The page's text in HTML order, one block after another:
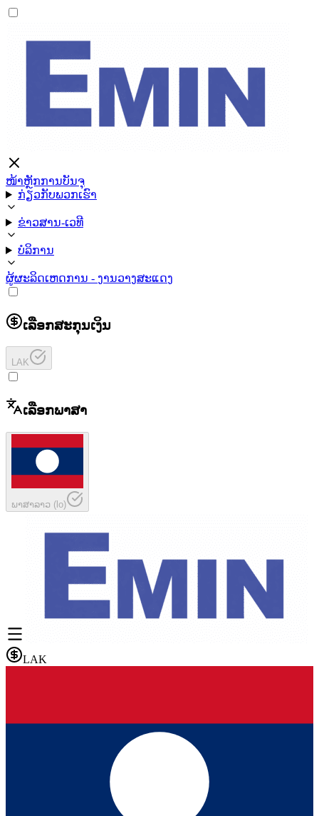
ໜ້າຫຼັກການບັນຈຸ
ກ່ຽວກັບພວກເຮົາ
ຂ່າວສານ-ເວທີ
ບໍລິການ
ຜູ້ຜະລິດເຫດການ - ງານວາງສະແດງ
ເລືອກສະກຸນເງິນ
LAK
ເລືອກພາສາ
ພາສາລາວ (lo)
LAK